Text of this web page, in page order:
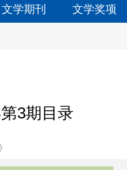
文学期刊 文学奖项
3期目录